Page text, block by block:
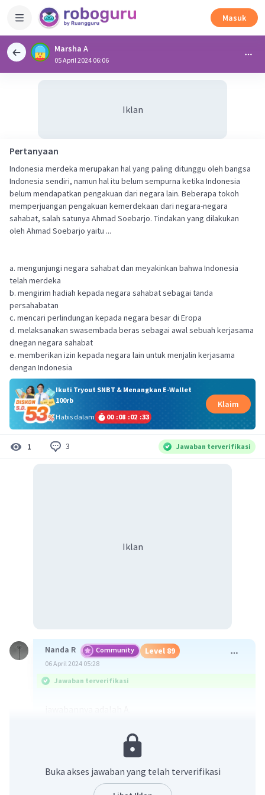
Masuk
Marsha A
05 April 2024 06:06
Iklan
Pertanyaan
Indonesia merdeka merupakan hal yang paling ditunggu oleh bangsa
Indonesia sendiri, namun hal itu belum sempurna ketika Indonesia
belum mendapatkan pengakuan dari negara lain. Beberapa tokoh
memperjuangan pengakuan kemerdekaan dari negara-negara
sahabat, salah satunya Ahmad Soebarjo. Tindakan yang dilakukan
oleh Ahmad Soebarjo yaitu ...
a. mengunjungi negara sahabat dan meyakinkan bahwa Indonesia
telah merdeka
b. mengirim hadiah kepada negara sahabat sebagai tanda
persahabatan
c. mencari perlindungan kepada negara besar di Eropa
d. melaksanakan swasembada beras sebagai awal sebuah kerjasama
dnegan negara sahabat
e. memberikan izin kepada negara lain untuk menjalin kerjasama
dengan Indonesia
Ikuti Tryout SNBT & Menangkan E-Wallet
100rb
Habis dalam
00 :08 :02 :32
Klaim
1 3 Jawaban terverifikasi
Iklan
Nanda R Community Level 89
06 April 2024 05:28
Jawaban terverifikasi
Ahmad Soebarjo adalah seorang diplomat
Indonesia yang berperan penting dalam upaya
memperjuangkan pengakuan kemerdekaan
Indonesia dari negara-negara sahabat. Salah
Buka akses jawaban yang telah terverifikasi